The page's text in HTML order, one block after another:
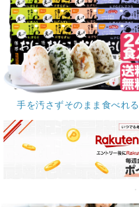
手を汚さずそのまま食べれる